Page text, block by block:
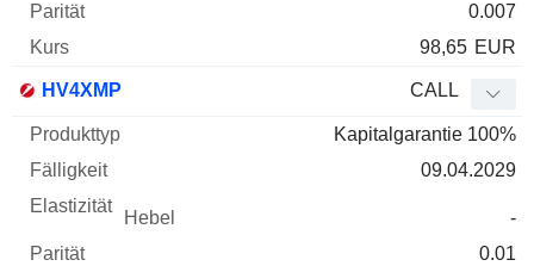
0.007
98,65 EUR
HV4XMP CALL
Kapitalgarantie 100%
09.04.2029
-
0.01